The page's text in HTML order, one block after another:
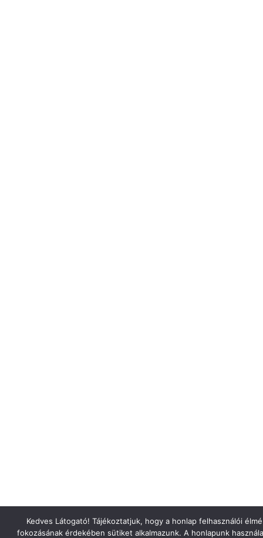
Kedves Látogató! Tájékoztatjuk, hogy a honlap felhasználói
fokozásának érdekében sütiket alkalmazunk. A honlapunk